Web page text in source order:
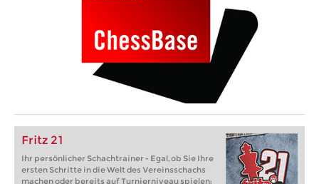
Fritz 21
Ihr persönlicher Schachtrainer - Egal, ob Sie Ihre
ersten Schritte in die Welt des Vereinsschachs
machen oder bereits auf Turnierniveau spielen: